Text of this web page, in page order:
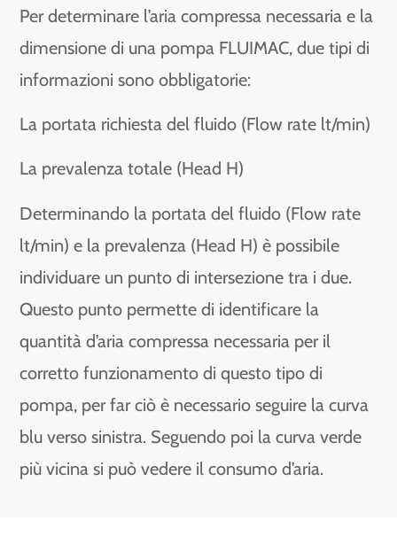
Per determinare l’aria compressa necessaria e la
dimensione di una pompa FLUIMAC, due tipi di
informazioni sono obbligatorie:
La portata richiesta del fluido (Flow rate lt/min)
La prevalenza totale (Head H)
Determinando la portata del fluido (Flow rate
lt/min) e la prevalenza (Head H) è possibile
individuare un punto di intersezione tra i due.
Questo punto permette di identificare la
quantità d’aria compressa necessaria per il
corretto funzionamento di questo tipo di
pompa, per far ciò è necessario seguire la curva
blu verso sinistra. Seguendo poi la curva verde
più vicina si può vedere il consumo d’aria.